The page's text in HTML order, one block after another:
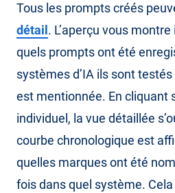
Tous les prompts créés
détail . L’aperçu vous
quels prompts ont été
systèmes d’IA ils sont
est mentionnée. En cliquant
individuel, la vue détaillée
courbe chronologique est
quelles marques ont été
fois dans quel système.